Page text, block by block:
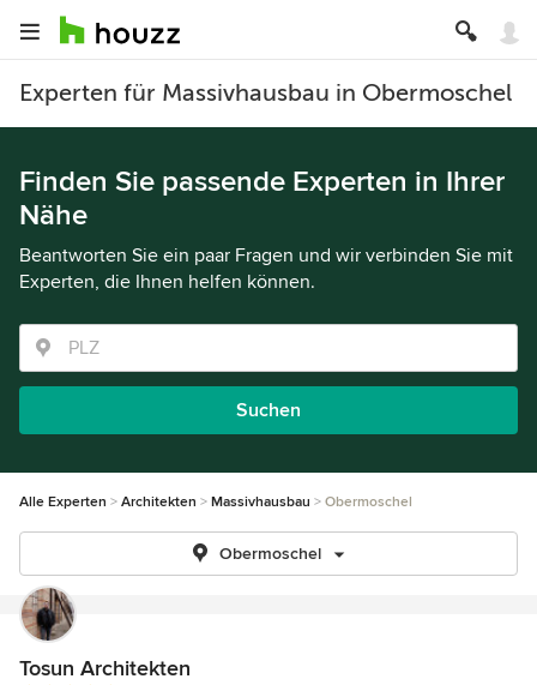
Experten für Massivhausbau in Obermoschel
Finden Sie passende Experten in Ihrer
Nähe
Beantworten Sie ein paar Fragen und wir verbinden Sie mit
Experten, die Ihnen helfen können.
Suchen
Alle Experten Architekten Massivhausbau Obermoschel
Obermoschel
Tosun Architekten